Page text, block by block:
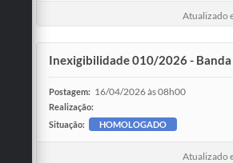
Atualizado
Inexigibilidade 010/2026 -
Postagem: 16/04/2026 às 08h00
Realização:
Situação:
HOMOLOGADO
Atualizado